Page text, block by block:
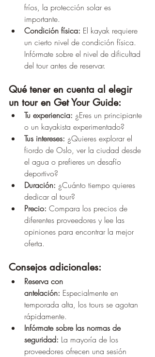
fríos, la protección solar es
importante.
Condición física: El kayak requiere
un cierto nivel de condición física.
Infórmate sobre el nivel de dificultad
del tour antes de reservar.
Qué tener en cuenta al elegir
un tour en Get Your Guide:
Tu experiencia: ¿Eres un principiante
o un kayakista experimentado?
Tus intereses: ¿Quieres explorar el
fiordo de Oslo, ver la ciudad desde
el agua o prefieres un desafío
deportivo?
Duración: ¿Cuánto tiempo quieres
dedicar al tour?
Precio: Compara los precios de
diferentes proveedores y lee las
opiniones para encontrar la mejor
oferta.
Consejos adicionales:
Reserva con
antelación: Especialmente en
temporada alta, los tours se agotan
rápidamente.
Infórmate sobre las normas de
seguridad: La mayoría de los
proveedores ofrecen una sesión